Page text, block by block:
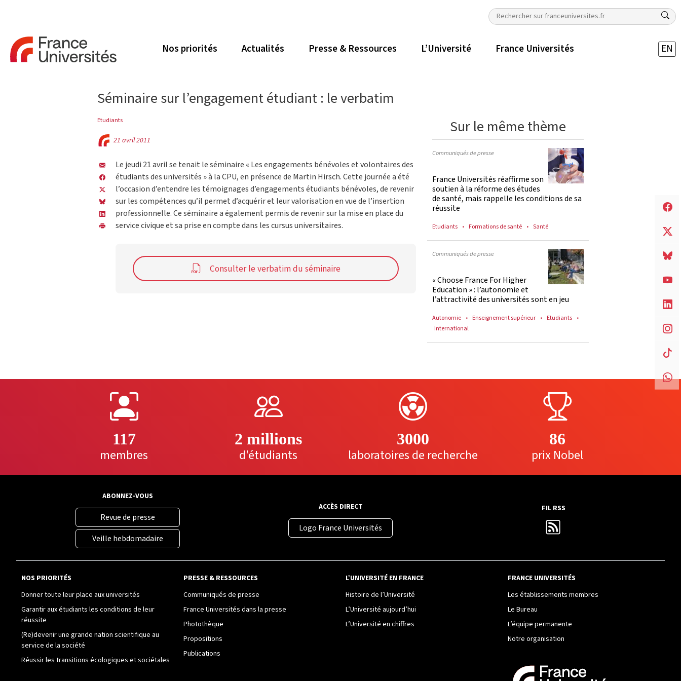
Nos priorités Actualités Presse & Ressources L’Université France Universités EN
Séminaire sur l’engagement étudiant : le verbatim
Etudiants
21 avril 2011
Le jeudi 21 avril se tenait le séminaire « Les engagements bénévoles et volontaires des
étudiants des universités » à la CPU, en présence de Martin Hirsch. Cette journée a été
l’occasion d’entendre les témoignages d’engagements étudiants bénévoles, de revenir
sur les compétences qu’il permet d’acquérir et leur valorisation en vue de l’insertion
professionnelle. Ce séminaire a également permis de revenir sur la mise en place du
service civique et sa prise en compte dans les cursus universitaires.
Consulter le verbatim du séminaire
Sur le même thème
Communiqués de presse
France Universités réaffirme son
soutien à la réforme des études
de santé, mais rappelle les conditions de sa
réussite
Etudiants Formations de santé Santé
Communiqués de presse
« Choose France For Higher
Education » : l’autonomie et
l’attractivité des universités sont en jeu
Autonomie Enseignement supérieur
Etudiants
International
117
membres
2 millions
d'étudiants
3000
laboratoires de recherche
86
prix Nobel
ABONNEZ-VOUS
Revue de presse
Veille hebdomadaire
ACCÈS DIRECT
Logo France Universités
FIL RSS
NOS PRIORITÉS
Donner toute leur place aux universités
Garantir aux étudiants les conditions de leur
réussite
(Re)devenir une grande nation scientifique au
service de la société
Réussir les transitions écologiques et sociétales
PRESSE & RESSOURCES
Communiqués de presse
France Universités dans la presse
Photothèque
Propositions
Publications
L’UNIVERSITÉ EN FRANCE
Histoire de l’Université
L’Université aujourd’hui
L’Université en chiffres
FRANCE UNIVERSITÉS
Les établissements membres
Le Bureau
L’équipe permanente
Notre organisation